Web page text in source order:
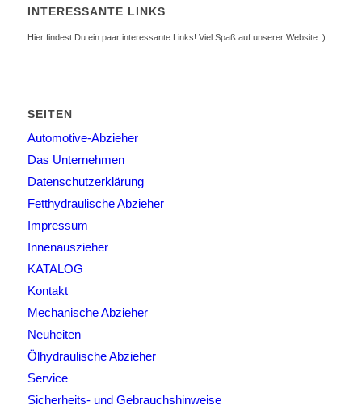
INTERESSANTE LINKS
Hier findest Du ein paar interessante Links! Viel Spaß auf unserer Website :)
SEITEN
Automotive-Abzieher
Das Unternehmen
Datenschutzerklärung
Fetthydraulische Abzieher
Impressum
Innenauszieher
KATALOG
Kontakt
Mechanische Abzieher
Neuheiten
Ölhydraulische Abzieher
Service
Sicherheits- und Gebrauchshinweise